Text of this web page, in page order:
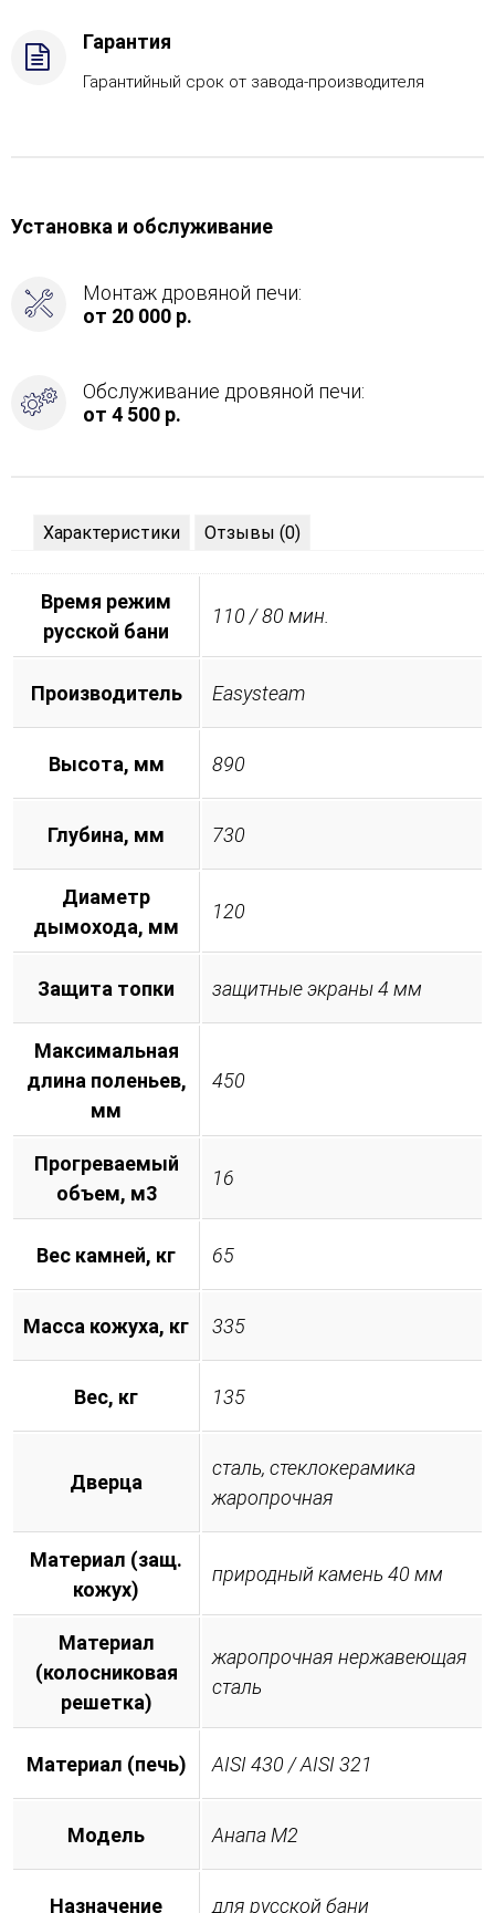
каменку
Гарантия
Гарантийный срок от завода-производителя
Установка и обслуживание
Монтаж дровяной печи:
от 20 000 р.
Обслуживание дровяной печи:
от 4 500 р.
Характеристики Отзывы (0)
Время режим
русской бани
110 / 80 мин.
Производитель Easysteam
Высота, мм 890
Глубина, мм 730
Диаметр
дымохода, мм
120
Защита топки защитные экраны 4 мм
Максимальная
длина поленьев,
мм
450
Прогреваемый
объем, м3
16
Вес камней, кг 65
Масса кожуха, кг 335
Вес, кг 135
Дверца
сталь, стеклокерамика
жаропрочная
Материал (защ.
кожух)
природный камень 40 мм
Материал
(колосниковая
решетка)
жаропрочная нержавеющая
сталь
Материал (печь) AISI 430 / AISI 321
Модель Анапа М2
Назначение для русской бани